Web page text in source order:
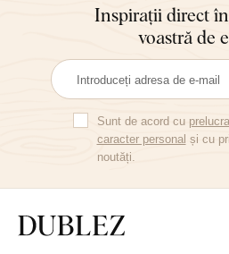
Inspirații direct
voastră de
Sunt de acord cu
caracter personal și cu
noutăți.